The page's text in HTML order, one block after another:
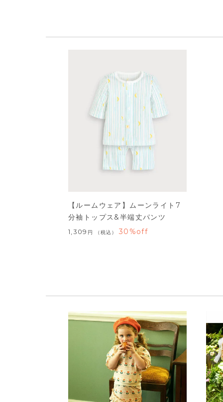
【ルームウェア】ムーンライト7
分袖トップス&半端丈パンツ
1,309 税込 30%off